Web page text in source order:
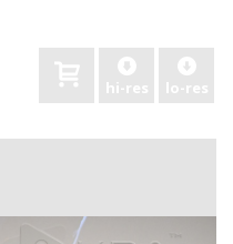
hi-res lo-res